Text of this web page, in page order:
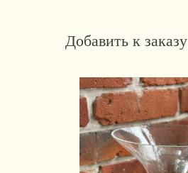
Добавить к заказу